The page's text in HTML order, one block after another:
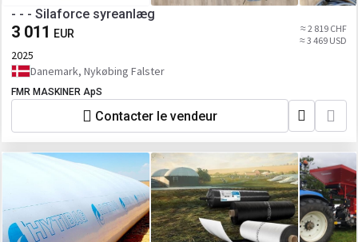
- - - Silaforce syreanlæg
3 011 EUR
≈ 2 819 CHF
≈ 3 469 USD
2025
Danemark, Nykøbing Falster
FMR MASKINER ApS
Contacter le vendeur